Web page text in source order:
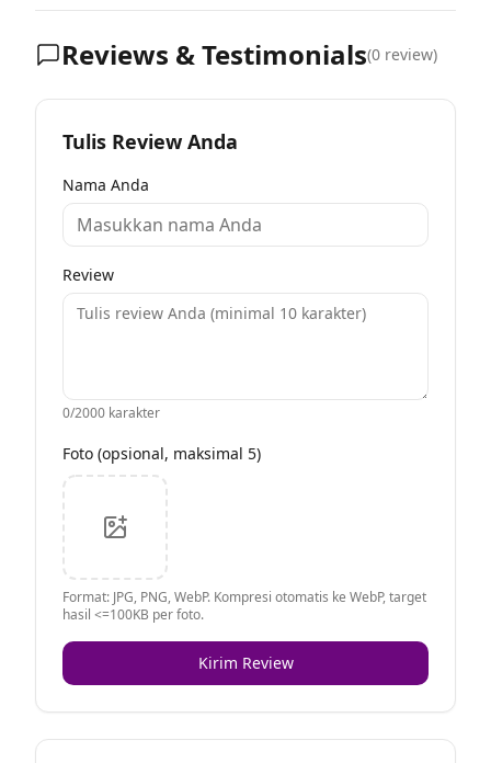
Reviews & Testimonials(0 review)
Tulis Review Anda
Nama Anda
Review
0/2000 karakter
Foto (opsional, maksimal 5)
Format: JPG, PNG, WebP. Kompresi otomatis ke WebP, target
hasil <=100KB per foto.
Kirim Review